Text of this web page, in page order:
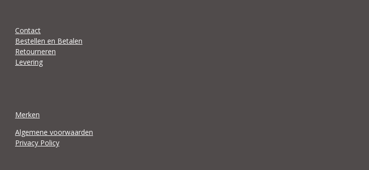
Contact
Bestellen en Betalen
Retourneren
Levering
Merken
Algemene voorwaarden
Privacy Policy